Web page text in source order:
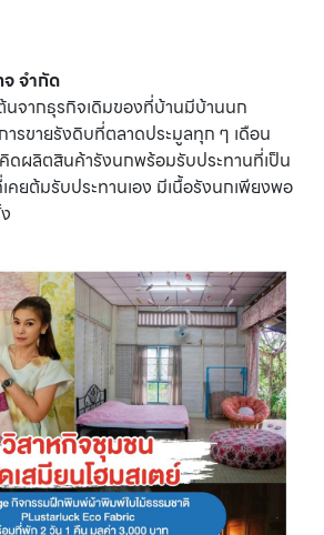
จ จำกัด
นจากธุรกิจเดิมของที่บ้านมีบ้านนก
ารขายรังดิบที่ตลาดประมูลทุก ๆ เดือน
ดผลิตสินค้ารังนกพร้อมรับประทานที่เป็น
คยต้มรับประทานเอง มีเนื้อรังนกเพียงพอ